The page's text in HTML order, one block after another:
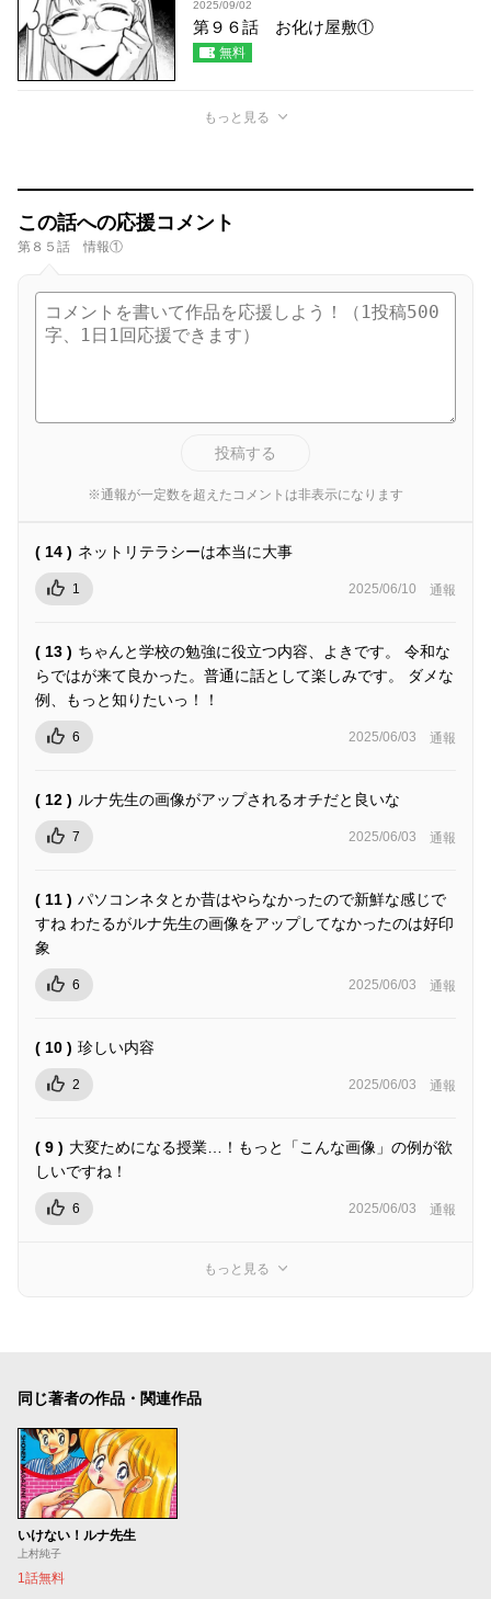
2025/09/02
第９６話 お化け屋敷①
無料
もっと見る
この話への応援コメント
第８５話 情報①
投稿する
※通報が一定数を超えたコメントは非表示になります
( 14 ) ネットリテラシーは本当に大事
1 2025/06/10 通報
( 13 ) ちゃんと学校の勉強に役立つ内容、よきです。 令和な
らではが来て良かった。普通に話として楽しみです。 ダメな
例、もっと知りたいっ！！
6 2025/06/03 通報
( 12 ) ルナ先生の画像がアップされるオチだと良いな
7 2025/06/03 通報
( 11 ) パソコンネタとか昔はやらなかったので新鮮な感じで
すね わたるがルナ先生の画像をアップしてなかったのは好印
象
6 2025/06/03 通報
( 10 ) 珍しい内容
2 2025/06/03 通報
( 9 ) 大変ためになる授業…！もっと「こんな画像」の例が欲
しいですね！
6 2025/06/03 通報
もっと見る
同じ著者の作品・関連作品
いけない！ルナ先生
上村純子
1話無料